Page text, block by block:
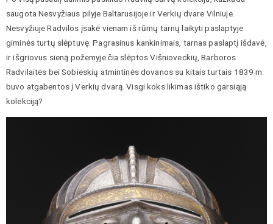
saugota Nesvyžiaus pilyje Baltarusijoje ir Verkių dvare Vilniuje.
Nesvyžiuje Radvilos įsakė vienam iš rūmų tarnų laikyti paslaptyje
giminės turtų slėptuvę. Pagrasinus kankinimais, tarnas paslaptį išdavė,
ir išgriovus sieną požemyje čia slėptos Višnioveckių, Barboros
Radvilaitės bei Sobieskių atmintinės dovanos su kitais turtais 1839 m.
buvo atgabentos į Verkių dvarą. Visgi koks likimas ištiko garsiąją
kolekciją?